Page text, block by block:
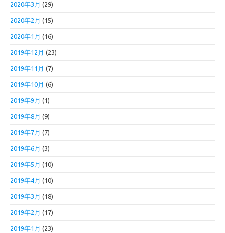
2020年3月 (29)
2020年2月 (15)
2020年1月 (16)
2019年12月 (23)
2019年11月 (7)
2019年10月 (6)
2019年9月 (1)
2019年8月 (9)
2019年7月 (7)
2019年6月 (3)
2019年5月 (10)
2019年4月 (10)
2019年3月 (18)
2019年2月 (17)
2019年1月 (23)